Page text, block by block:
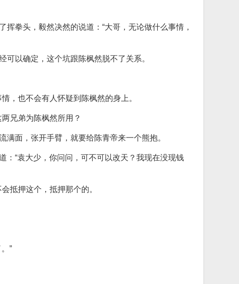
拳头，毅然决然的说道：“大哥，无论做什么事情，
可以确定，这个坑跟陈枫然脱不了关系。
，也不会有人怀疑到陈枫然的身上。
兄弟为陈枫然所用？
面，张开手臂，就要给陈青帝来一个熊抱。
：“袁大少，你问问，可不可以改天？我现在没现钱
抵押这个，抵押那个的。
”